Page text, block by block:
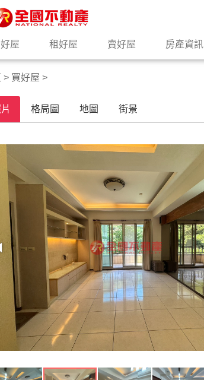
屋 租好屋 賣好屋 房產資訊
> 買好屋 >
格局圖 地圖 街景